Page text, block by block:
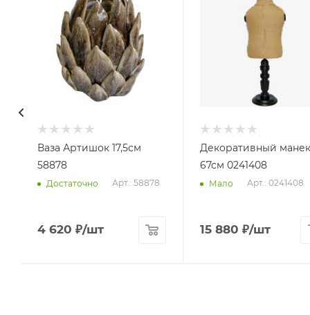
Ваза Артишок 17,5см
58878
Достаточно Арт.: 58878
4 620 ₽/шт
Декоративный
67см 0241408
Мало Арт.: 0241408
15 880 ₽/шт